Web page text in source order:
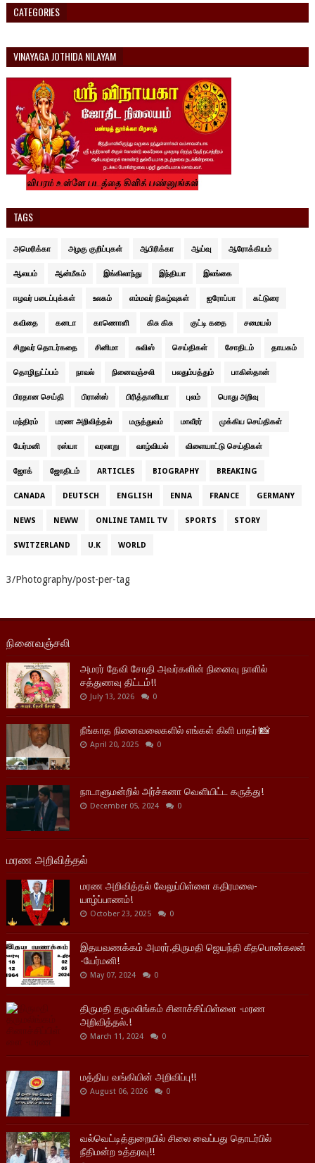
CATEGORIES
VINAYAGA JOTHIDA NILAYAM
TAGS
அமெரிக்கா அழகு குறிப்புகள் ஆபிரிக்கா ஆய்வு ஆரோக்கியம்
ஆலயம் ஆன்மீகம் இங்கிலாந்து இந்தியா இலங்கை
ஈழவர் படைப்புக்கள் உலகம் எம்மவர் நிகழ்வுகள் ஐரோப்பா கட்டுரை
கவிதை கனடா காணொளி கிசு கிசு குட்டி கதை சமையல்
சிறுவர் தொடர்கதை சினிமா சுவிஸ் செய்திகள் சோதிடம் தாயகம்
தொழிநுட்ப்பம் நாவல் நினைவஞ்சலி பலதும்பத்தும் பாகிஸ்தான்
பிரதான செய்தி பிரான்ஸ் பிரித்தானியா புலம் பொது அறிவு
மந்திரம் மரண அறிவித்தல் மருத்துவம் மாவீரர் முக்கிய செய்திகள்
யேர்மனி ரஸ்யா வரலாறு வாழ்வியல் விளையாட்டு செய்திகள்
ஜோக் ஜோதிடம் ARTICLES BIOGRAPHY BREAKING
CANADA DEUTSCH ENGLISH ENNA FRANCE GERMANY
NEWS NEWW ONLINE TAMIL TV SPORTS STORY
SWITZERLAND U.K WORLD
3/Photography/post-per-tag
நினைவஞ்சலி
அமரர் தேவி சோதி அவர்களின் நினைவு நாளில்
சத்துணவு திட்டம்!!
July 13, 2026 0
நீங்காத நினைவலைகளில் எங்கள் கிளி பாதர்!📸
April 20, 2025 0
நாடாளுமன்றில் அர்ச்சுனா வெளியிட்ட கருத்து!
December 05, 2024 0
மரண அறிவித்தல்
மரண அறிவித்தல் வேலுப்பிள்ளை கதிரமலை-
யாழ்ப்பாணம்!
October 23, 2025 0
இதயவணக்கம் அமரர்.திருமதி ஜெயந்தி கீதபொன்கலன்
-யேர்மனி!
May 07, 2024 0
திருமதி தருமலிங்கம் சினாச்சிப்பிள்ளை -மரண
அறிவித்தல்.!
March 11, 2024 0
மத்திய வங்கியின் அறிவிப்பு!!
August 06, 2026 0
வல்வெட்டித்துறையில் சிலை வைப்பது தொடர்பில்
நீதிமன்ற உத்தரவு!!